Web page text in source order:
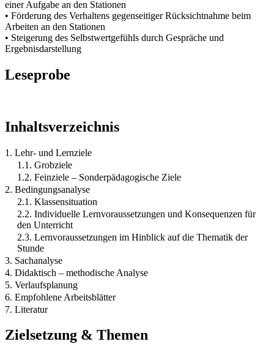
einer Aufgabe an den Stationen
• Förderung des Verhaltens gegenseitiger Rücksichtnahme beim
Arbeiten an den Stationen
• Steigerung des Selbstwertgefühls durch Gespräche und
Ergebnisdarstellung
Leseprobe
Inhaltsverzeichnis
1. Lehr- und Lernziele
1.1. Grobziele
1.2. Feinziele – Sonderpädagogische Ziele
2. Bedingungsanalyse
2.1. Klassensituation
2.2. Individuelle Lernvoraussetzungen und Konsequenzen für
den Unterricht
2.3. Lernvoraussetzungen im Hinblick auf die Thematik der
Stunde
3. Sachanalyse
4. Didaktisch – methodische Analyse
5. Verlaufsplanung
6. Empfohlene Arbeitsblätter
7. Literatur
Zielsetzung & Themen